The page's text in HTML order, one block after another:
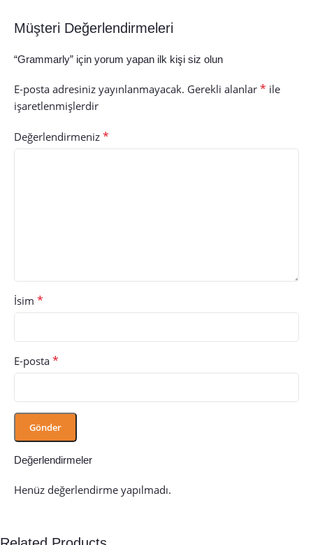
Müşteri Değerlendirmeleri
Değerlendirmeler
Henüz değerlendirme yapılmadı.
“Grammarly” için yorum yapan ilk kişi siz olun
E-posta adresiniz yayınlanmayacak. Gerekli alanlar * ile
işaretlenmişlerdir
Değerlendirmeniz *
İsim *
E-posta *